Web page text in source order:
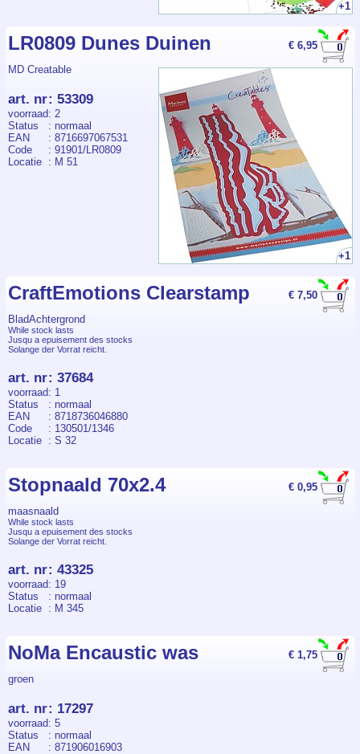
+1
€ 6,95
LR0809 Dunes Duinen
MD Creatable
+1
art. nr: 53309
voorraad: 2
Status
: normaal
EAN
: 8716697067531
Code
: 91901/LR0809
Locatie : M 51
€ 7,50
CraftEmotions Clearstamp
BladAchtergrond
While stock lasts
Jusqu a epuisement des stocks
Solange der Vorrat reicht.
art. nr: 37684
voorraad: 1
Status
: normaal
EAN
: 8718736046880
Code
: 130501/1346
Locatie : S 32
€ 0,95
Stopnaald 70x2.4
maasnaald
While stock lasts
Jusqu a epuisement des stocks
Solange der Vorrat reicht.
art. nr: 43325
voorraad: 19
Status
: normaal
Locatie : M 345
€ 1,75
NoMa Encaustic was
groen
art. nr: 17297
voorraad: 5
Status
: normaal
EAN
: 871906016903